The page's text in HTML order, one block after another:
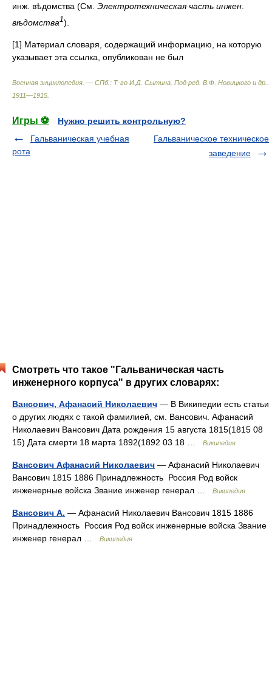
инж. вѣдомства (См. Электротехническая часть инжен
вѣдомства1).
[1] Материал словаря, содержащий информацию, на которую
указывает эта ссылка, опубликован не был
Военная энциклопедия. — СПб.: Т-во И.Д. Сытина Под ред. В.Ф. Новицкого и др.
1911—1915
Игры ⚽
Нужно решить контрольную?
Гальваническая учебная
рота
Гальваническое техническое
заведение
Смотреть что такое "Гальваническая часть
инженерного корпуса" в других словарях:
Вансович, Афанасий Николаевич — В Википедии есть статьи
о других людях с такой фамилией, см. Вансович. Афанасий
Николаевич Вансович Дата рождения 15 августа 1815(1815 08
15) Дата смерти 18 марта 1892(1892 03 18 …
Википедия
Вансович Афанасий Николаевич — Афанасий Николаевич
Вансович 1815 1886 Принадлежность Россия Род войск
инженерные войска Звание инженер генерал …
Википедия
Вансович А. — Афанасий Николаевич Вансович 1815 1886
Принадлежность Россия Род войск инженерные войска Звание
инженер генерал …
Википедия